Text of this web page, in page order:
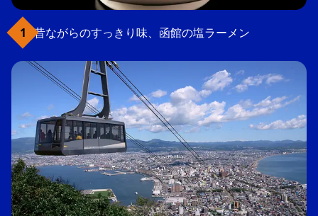
昔ながらのすっきり味、函館の塩ラーメン